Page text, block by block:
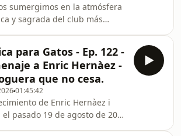
sistema armónico propio, los
"Coltrane Changes". A través
piezas originales, Coltrane
sumergimos en la atmósfera
y sagrada del club más
the Village Vanguard" (2015),
álbum del Christian
Trio. Este disco no es solo
en vivo; es un
de virtuosismo, swing
y una conexión casi
entre tres músicos en un
para Gatos - Ep. 122 -
a Enric Hernàez -
que no cesa.
01:45:42
de Enric Hernàez i
el pasado 19 de agosto de 2025